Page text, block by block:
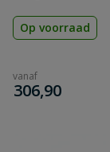
Op voorraad
vanaf
€
306,90